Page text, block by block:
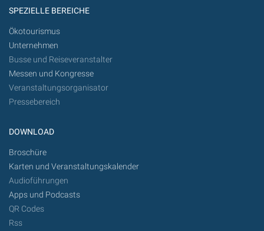
SPEZIELLE BEREICHE
Ökotourismus
Unternehmen
Busse und Reiseveranstalter
Messen und Kongresse
Veranstaltungsorganisator
Pressebereich
DOWNLOAD
Broschüre
Karten und Veranstaltungskalender
Audioführungen
Apps und Podcasts
QR Codes
Rss